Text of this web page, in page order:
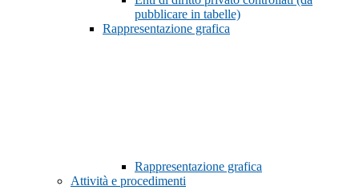
pubblicare in tabelle)
Rappresentazione grafica
Rappresentazione grafica
Attività e procedimenti